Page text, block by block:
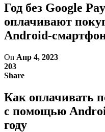
Год без Google
оплачивают
Android-
On Апр 4, 2023
203
Share
Как оплачивать
с помощью
году